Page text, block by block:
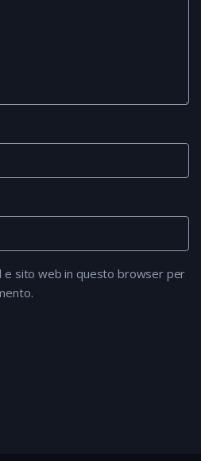
e sito web in questo browser per